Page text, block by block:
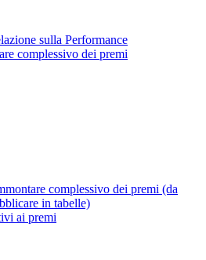
sulla Performance
complessivo dei premi
complessivo dei premi (da
in tabelle)
ai premi